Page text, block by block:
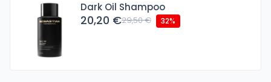
Dark Oil Shampoo
20,20 €29,50 € 32%